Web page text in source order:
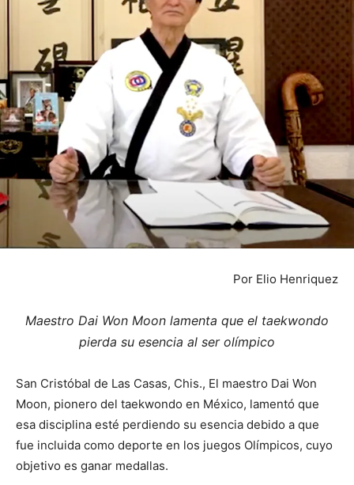
Por Elio Henriquez
Maestro Dai Won Moon lamenta que el taekwondo
pierda su esencia al ser olímpico
San Cristóbal de Las Casas, Chis., El maestro Dai Won
Moon, pionero del taekwondo en México, lamentó que
esa disciplina esté perdiendo su esencia debido a que
fue incluida como deporte en los juegos Olímpicos, cuyo
objetivo es ganar medallas.